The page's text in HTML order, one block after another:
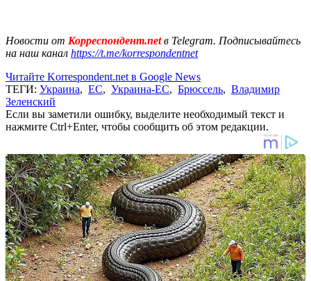
Новости от Корреспондент.netв Telegram. Подписывайтесь
на наш канал https://t.me/korrespondentnet
Читайте Korrespondent.net в Google News
ТЕГИ: Украина, ЕС, Украина-ЕС, Брюссель, Владимир
Зеленский
Если вы заметили ошибку, выделите необходимый текст и
нажмите Ctrl+Enter, чтобы сообщить об этом редакции.